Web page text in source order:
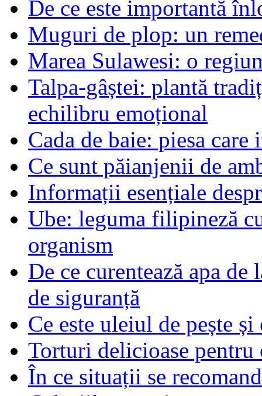
De ce este importantă
Muguri de plop: un
Marea Sulawesi: o
Talpa-gâștei: plantă
echilibru emoțional
Cada de baie: piesa
Ce sunt păianjenii de
Informații esențiale
Ube: leguma filipineză
organism
De ce curentează apa
de siguranță
Ce este uleiul de pește
Torturi delicioase pentru
În ce situații se